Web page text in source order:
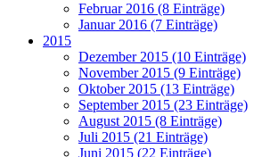
Februar 2016 (8 Einträge)
Januar 2016 (7 Einträge)
2015
Dezember 2015 (10 Einträge)
November 2015 (9 Einträge)
Oktober 2015 (13 Einträge)
September 2015 (23 Einträge)
August 2015 (8 Einträge)
Juli 2015 (21 Einträge)
Juni 2015 (22 Einträge)